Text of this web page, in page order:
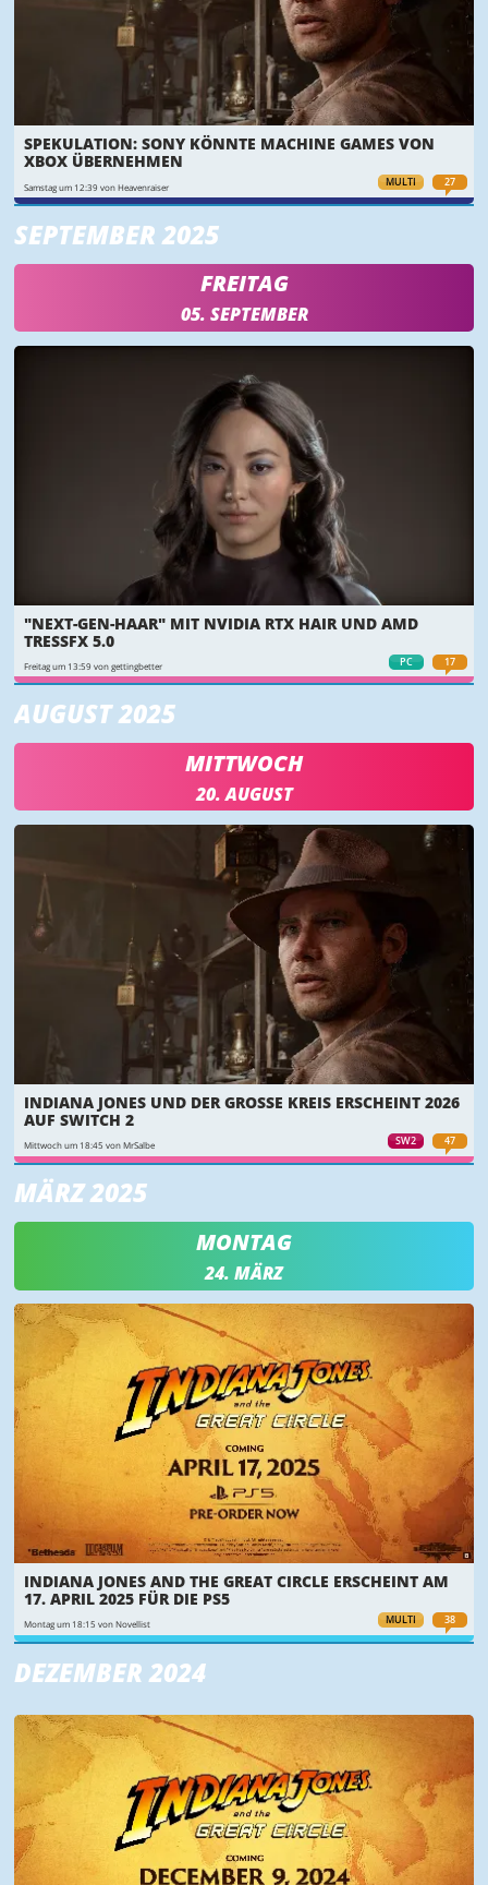
MULTI 27
SPEKULATION: SONY KÖNNTE MACHINE GAMES VON
XBOX ÜBERNEHMEN
Samstag um 12:39 von Heavenraiser
SEPTEMBER 2025
FREITAG
05. SEPTEMBER
PC 17
"NEXT-GEN-HAAR" MIT NVIDIA RTX HAIR UND AMD
TRESSFX 5.0
Freitag um 13:59 von gettingbetter
AUGUST 2025
MITTWOCH
20. AUGUST
SW2 47
INDIANA JONES UND DER GROSSE KREIS ERSCHEINT 2026 A
UF SWITCH 2
Mittwoch um 18:45 von MrSalbe
MÄRZ 2025
MONTAG
24. MÄRZ
MULTI 38
INDIANA JONES AND THE GREAT CIRCLE ERSCHEINT AM
17. APRIL 2025 FÜR DIE PS5
Montag um 18:15 von Novellist
DEZEMBER 2024